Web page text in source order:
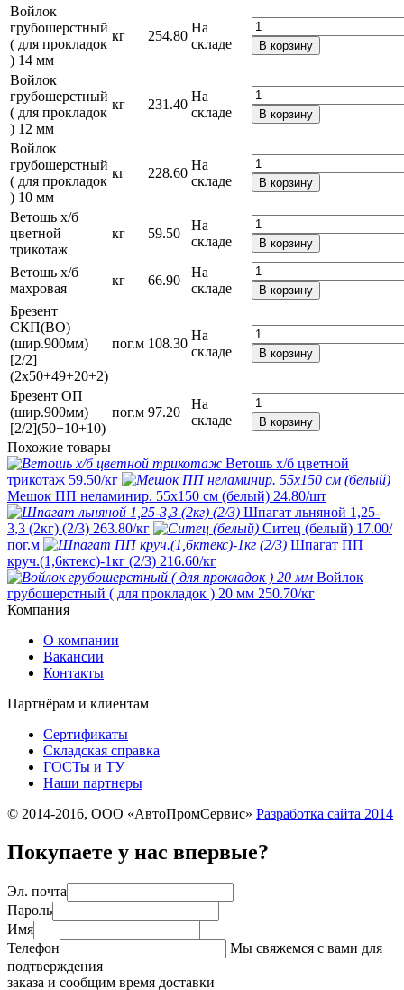
Войлок
грубошерстный
( для прокладок
) 14 мм
кг 254.80
На
складе
В корзину
Войлок
грубошерстный
( для прокладок
) 12 мм
кг 231.40
На
складе
В корзину
Войлок
грубошерстный
( для прокладок
) 10 мм
кг 228.60
На
складе
В корзину
Ветошь х/б
цветной
трикотаж
кг 59.50
На
складе
В корзину
Ветошь х/б
махровая
кг 66.90
На
складе
В корзину
Брезент
СКП(ВО)
(шир.900мм)
[2/2]
(2х50+49+20+2)
пог.м 108.30
На
складе
В корзину
Брезент ОП
(шир.900мм)
[2/2](50+10+10)
пог.м 97.20
На
складе
В корзину
Похожие товары
Ветошь х/б цветной
трикотаж 59.50/кг
Мешок ПП неламинир. 55х150 см (белый) 24.80/шт
Шпагат льняной 1,25-
3,3 (2кг) (2/3) 263.80/кг Ситец (белый) 17.00/
пог.м
Шпагат ПП
круч.(1,6ктекс)-1кг (2/3) 216.60/кг
Войлок
грубошерстный ( для прокладок ) 20 мм 250.70/кг
Компания
О компании
Вакансии
Контакты
Партнёрам и клиентам
Сертификаты
Складская справка
ГОСТы и ТУ
Наши партнеры
© 2014-2016, ООО «АвтоПромСервис» Разработка сайта 2014
Покупаете у нас впервые?
Эл. почта
Пароль
Имя
Телефон
Мы свяжемся с вами для
подтверждения
заказа и сообщим время доставки